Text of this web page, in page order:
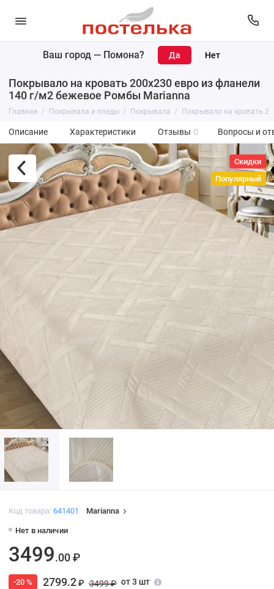
Ваш город — Помона?
Покрывало на кровать 200х230 евро из фланели
140 г/м2 бежевое Ромбы Marianna
Главная Покрывала и пледы Покрывала Покрывало на кровать
Описание Характеристики Отзывы 0 Вопросы и
Скидки
Популярный
Код товара: 641401 Marianna
Нет в наличии
3499.00 ₽
-20 % 2799.2₽ 3499 ₽ от 3 шт